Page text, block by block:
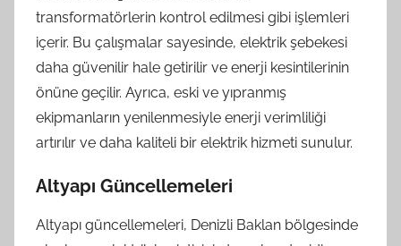
transformatörlerin kontrol edilmesi gibi işlemleri
içerir. Bu çalışmalar sayesinde, elektrik şebekesi
daha güvenilir hale getirilir ve enerji kesintilerinin
önüne geçilir. Ayrıca, eski ve yıpranmış
ekipmanların yenilenmesiyle enerji verimliliği
artırılır ve daha kaliteli bir elektrik hizmeti sunulur.
Altyapı Güncellemeleri
Altyapı güncellemeleri, Denizli Baklan bölgesinde